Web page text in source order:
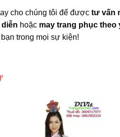
cho chúng tôi để được tư vấn
hoặc may trang phục theo
trong mọi sự kiện!